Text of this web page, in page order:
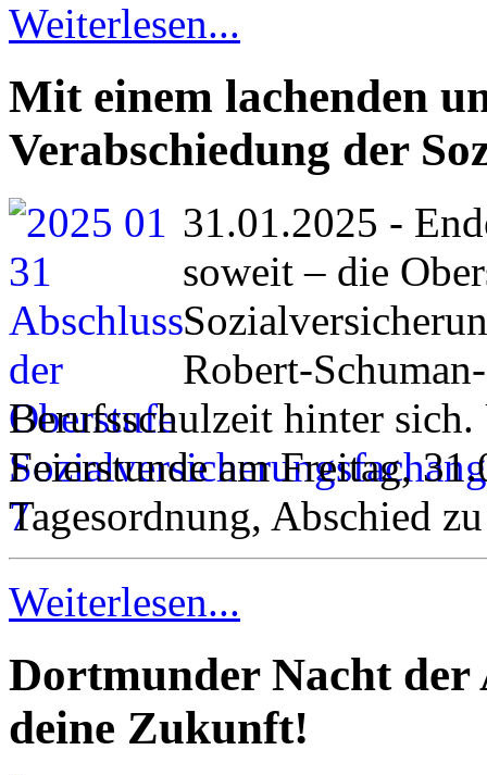
Weiterlesen...
Mit einem lachenden
Verabschiedung der
31.01.2025 -
soweit – die
Robert-
Berufsschulzeit hinter
Feierstunde am Freitag,
Tagesordnung, Abschied
Weiterlesen...
Dortmunder Nacht der
deine Zukunft!